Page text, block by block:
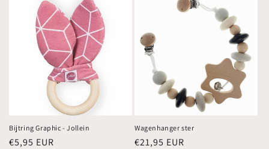
Bijtring Graphic - Jollein
Normale
€5,95 EUR
Wagenhanger ster
Normale
€21,95 EUR